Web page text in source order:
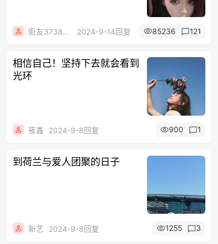
街友37383748 2024-9-14回复 85236 121
相信自己！坚持下去就会看到
光环
筱鑫 2024-9-8回复 900 1
到荷兰与爱人团聚的日子
新艺 2024-9-8回复 1255 3